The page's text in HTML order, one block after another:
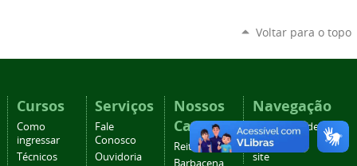
Voltar para o topo
Cursos
Como
ingressar
Técnicos
Serviços
Fale
Conosco
Ouvidoria
Nossos
Campi
Reitoria
Navegação
Acessibilidade
Mapa do
site